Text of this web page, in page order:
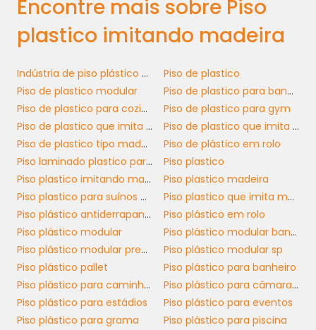
alinhar-se a valores ecológicos importantes,
sustentabilidade e atraindo clientes que
VERSATILIDADE DE DESIGN
A versatilidade dopiso plástico imitando
madeiraé um dos recursos mais valorizados
no mundo corporativo. Estudiosos em design
de interiores podem eleger diferentes estilos e
acabamentos que atendem às
especificidades de cada projeto, seja em
escritórios modernos, lojas de varejo ou
espaços de atendimento ao cliente. A gama
de opções de cores e texturas disponíveis
permite que as empresas se destaquem e
criem ambientes únicos que refletem a
identidade de sua marca.
Encontre mais sobre Piso
plastico imitando madeira
Indústria de piso plástico modular
Piso de plastico
Piso de plastico modular
Piso de plastico para banheiro
Piso de plastico para cozinha
Piso de plastico para gym
Piso de plastico que imita madeira
Piso de plastico que imita madeira preço
Piso de plastico tipo madeira
Piso de plástico em rolo
Piso laminado plastico para cozinha
Piso plastico
Piso plastico imitando madeira
Piso plastico madeira
Piso plastico para suínos preço
Piso plastico que imita madeira
Piso plástico antiderrapante
Piso plástico em rolo
Piso plástico modular
Piso plástico modular banheiro
Piso plástico modular preço
Piso plástico modular sp
Piso plástico pallet
Piso plástico para banheiro
Piso plástico para caminhão
Piso plástico para câmara fria
Piso plástico para estádios
Piso plástico para eventos
Piso plástico para grama
Piso plástico para piscina